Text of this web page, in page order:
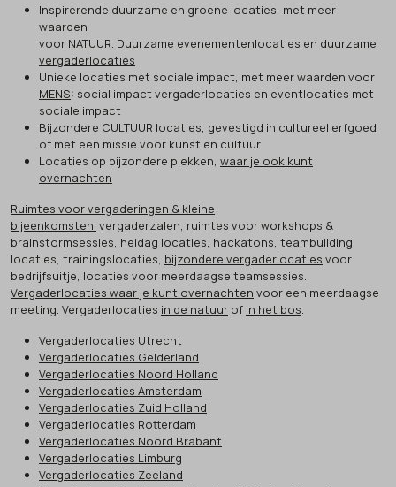
Inspirerende duurzame en groene locaties, met meer
waarden
voor NATUUR. Duurzame evenementenlocaties en duurzame
vergaderlocaties
Unieke locaties met sociale impact, met meer waarden voor
MENS: social impact vergaderlocaties en eventlocaties met
sociale impact
Bijzondere CULTUUR locaties, gevestigd in cultureel erfgoed
of met een missie voor kunst en cultuur
Locaties op bijzondere plekken, waar je ook kunt
overnachten
Ruimtes voor vergaderingen & kleine
bijeenkomsten: vergaderzalen, ruimtes voor workshops &
brainstormsessies, heidag locaties, hackatons, teambuilding
locaties, trainingslocaties, bijzondere vergaderlocaties voor
bedrijfsuitje, locaties voor meerdaagse teamsessies.
Vergaderlocaties waar je kunt overnachten voor een meerdaagse
meeting. Vergaderlocaties in de natuur of in het bos.
Vergaderlocaties Utrecht
Vergaderlocaties Gelderland
Vergaderlocaties Noord Holland
Vergaderlocaties Amsterdam
Vergaderlocaties Zuid Holland
Vergaderlocaties Rotterdam
Vergaderlocaties Noord Brabant
Vergaderlocaties Limburg
Vergaderlocaties Zeeland